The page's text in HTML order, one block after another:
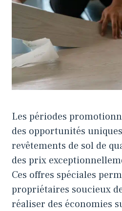
Les périodes
des opportunités
revêtements de sol de
des prix
Ces offres spéciales
propriétaires soucieux
réaliser des économies